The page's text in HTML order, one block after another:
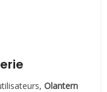
Olantern